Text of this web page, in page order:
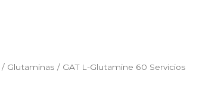
/ Glutaminas / GAT L-Glutamine 60 Servicios